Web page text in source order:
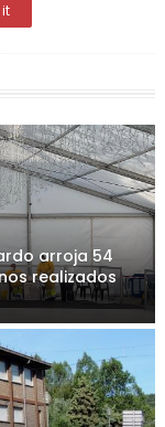
it
arroja 54
realizados